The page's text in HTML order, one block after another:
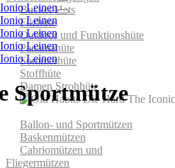
Bucket Hats
Filzhüte
Outdoor und Funktionshüte
Panamahüte
Sommerhüte
Stoffhüte
Damen Strohhüte
Ballon- und Sportmützen
Baskenmützen
Cabriomützen und
Fliegermützen
Sportmütze